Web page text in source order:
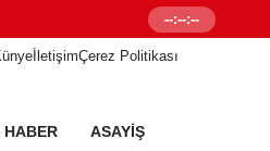
Senetleal.com
--:--:--
İletişimÇerez Politikası
HABER ASAYIŞ